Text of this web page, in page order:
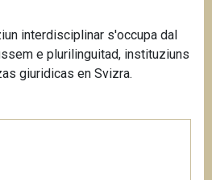
interdisciplinar s'occupa dal
e plurilinguitad, instituziuns
giuridicas en Svizra.